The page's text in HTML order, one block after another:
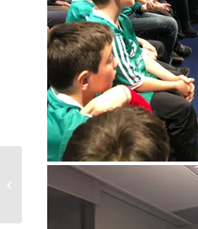
Spiel der 2. Mannschaft in Gersweiler
wurde abgesagt